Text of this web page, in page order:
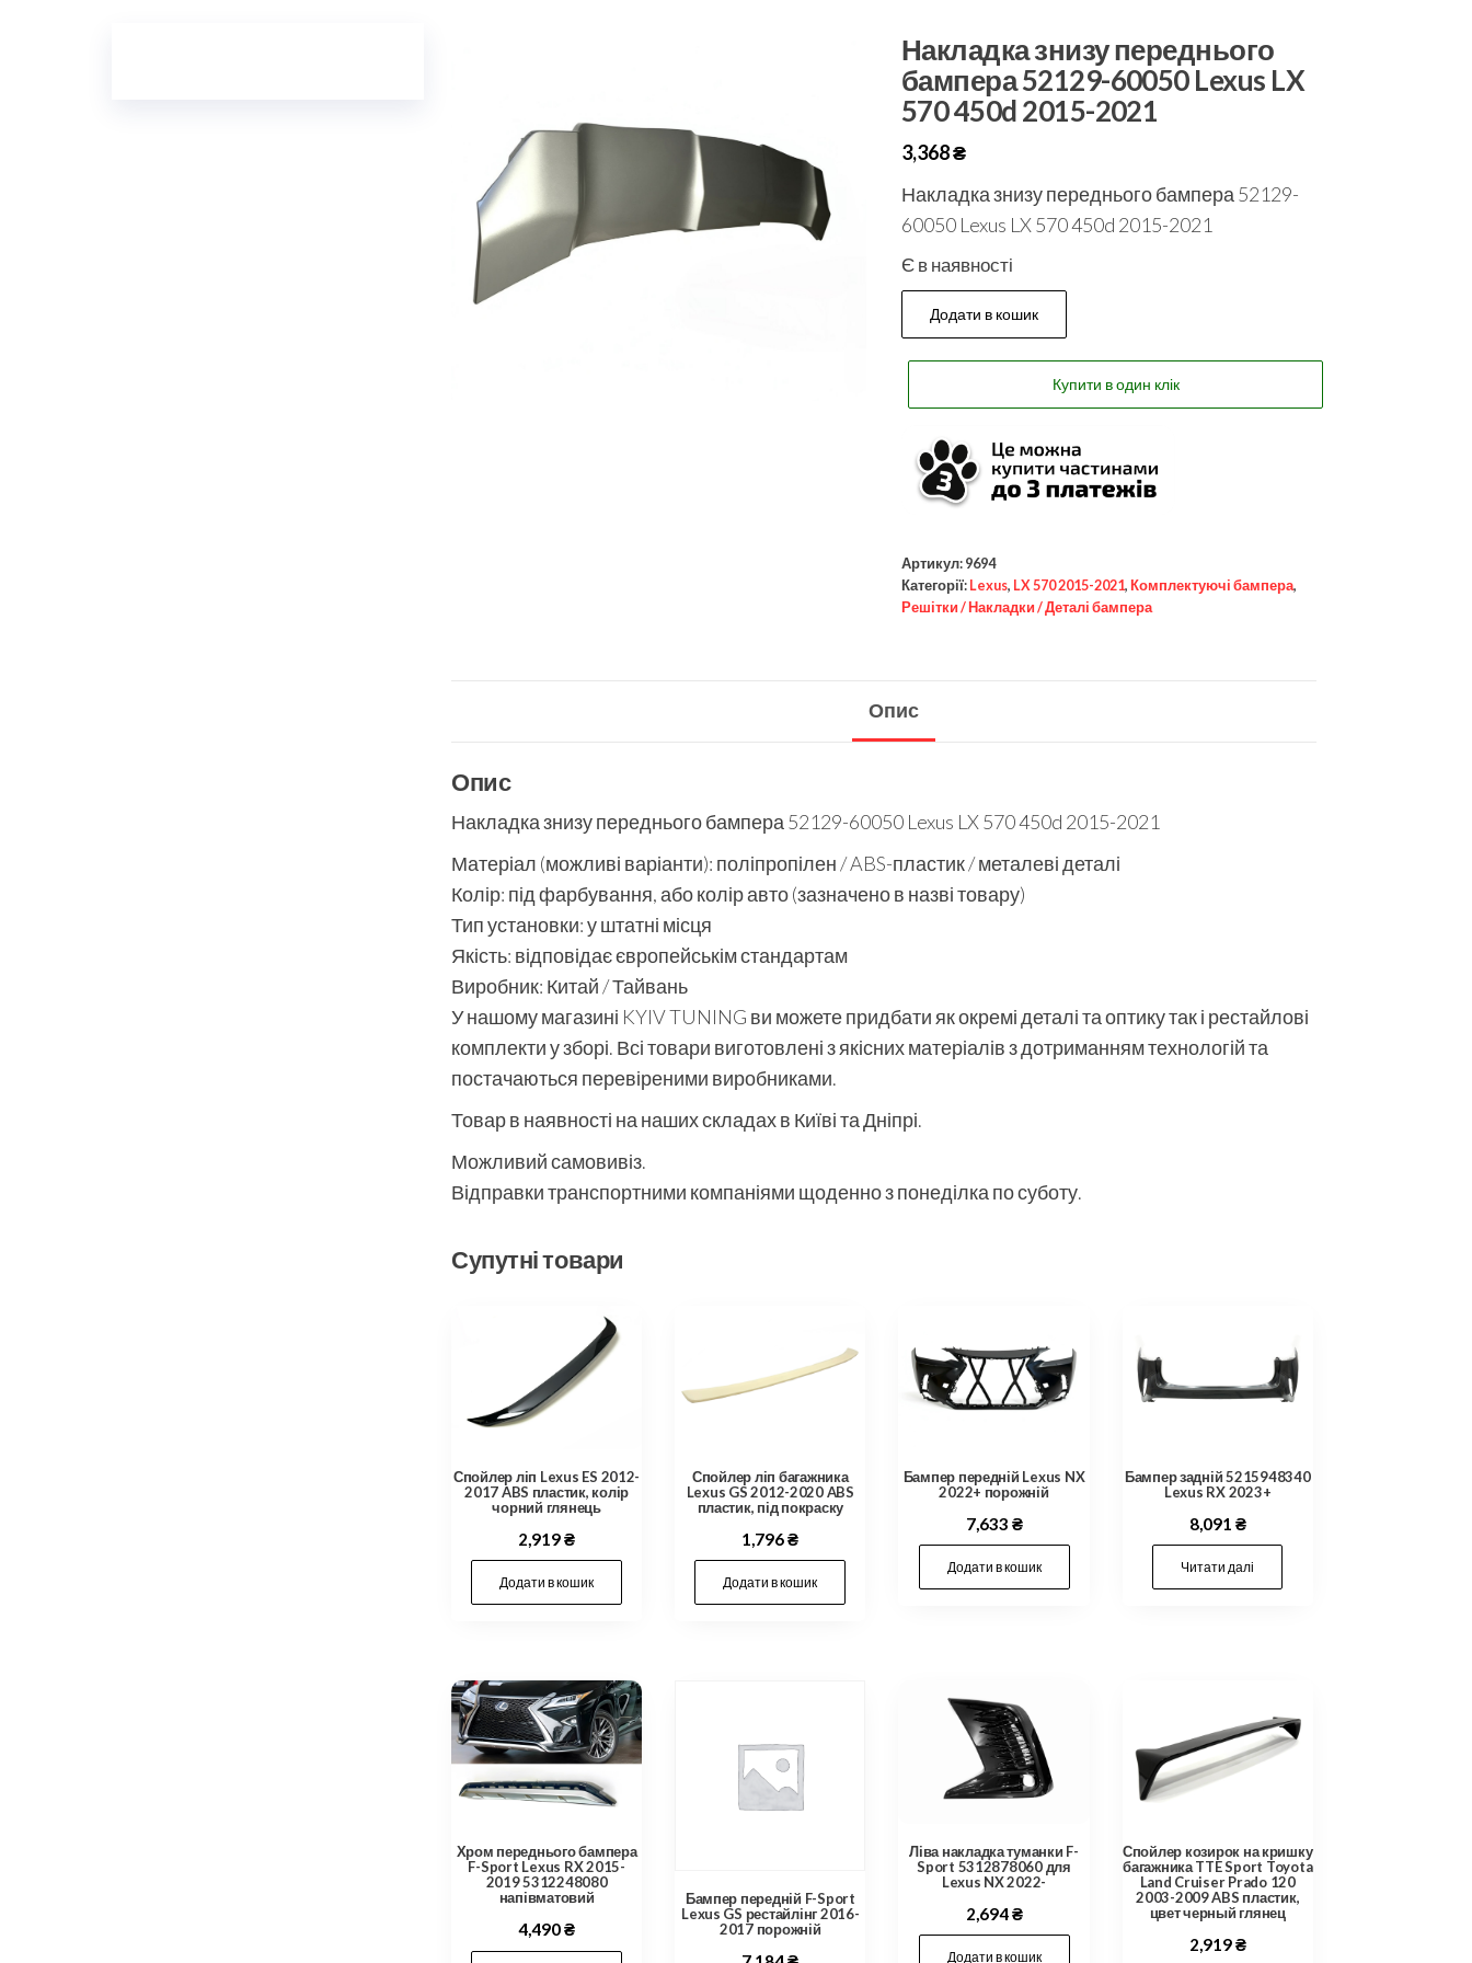
Накладка знизу переднього
бампера 52129-60050 Lexus LX
570 450d 2015-2021
3,368₴
Накладка знизу переднього бампера 52129-
60050 Lexus LX 570 450d 2015-2021
Є в наявності
Додати в кошик
Купити в один клік
Артикул: 9694
Категорії: Lexus, LX 570 2015-2021, Комплектуючі бампера,
Решітки / Накладки / Деталі бампера
Опис
Опис
Накладка знизу переднього бампера 52129-60050 Lexus LX 570 450d 2015-2021
Матеріал (можливі варіанти): поліпропілен / ABS-пластик / металеві деталі
Колір: під фарбування, або колір авто (зазначено в назві товару)
Тип установки: у штатні місця
Якість: відповідає європейськім стандартам
Виробник: Китай / Тайвань
У нашому магазині KYIV TUNING ви можете придбати як окремі деталі та оптику так і рестайлові
комплекти у зборі. Всі товари виготовлені з якісних матеріалів з дотриманням технологій та
постачаються перевіреними виробниками.
Товар в наявності на наших складах в Київі та Дніпрі.
Можливий самовивіз.
Відправки транспортними компаніями щоденно з понеділка по суботу.
Супутні товари
Спойлер ліп Lexus ES 2012-
2017 ABS пластик, колір
чорний глянець
2,919₴
Додати в кошик
Спойлер ліп багажника
Lexus GS 2012-2020 ABS
пластик, під покраску
1,796₴
Додати в кошик
Бампер передній Lexus NX
2022+ порожній
7,633 ₴
Додати в кошик
Бампер задній 5215948340
Lexus RX 2023+
8,091 ₴
Читати далі
Хром переднього бампера
F-Sport Lexus RX 2015-
2019 5312248080
напівматовий
4,490₴
Бампер передній F-Sport
Lexus GS рестайлінг 2016-
2017 порожній
Ліва накладка туманки F-
Sport 5312878060 для
Lexus NX 2022-
2,694₴
Додати в кошик
Спойлер козирок на кришку
багажника TTE Sport Toyota
Land Cruiser Prado 120
2003-2009 ABS пластик,
цвет черный глянец
2,919₴